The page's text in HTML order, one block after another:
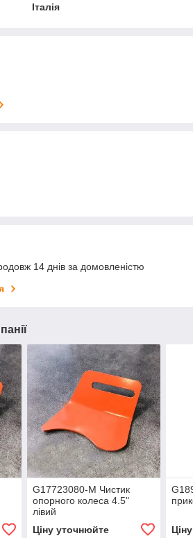
Італія
14 днів за домовленістю
G17723080-M Чистик
опорного колеса 4.5"
лівий
Ціну уточнюйте